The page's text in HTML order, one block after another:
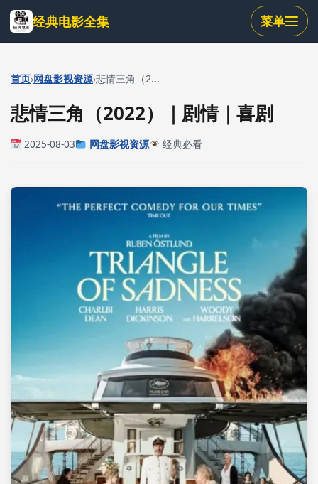
跳
到
主
内
经典电影全集 菜单
首页›网盘影视资源›悲情三角（2...
悲情三角（2022）｜剧情｜喜剧
2025-08-03 网盘影视资源 经典必看